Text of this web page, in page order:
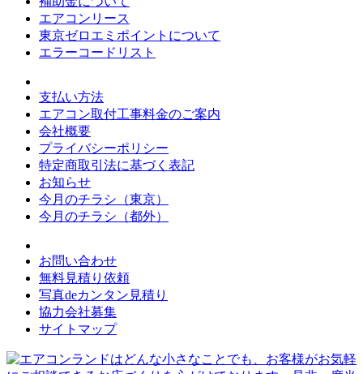
エアコンリース
東京ゼロエミポイントについて
エラーコードリスト
支払い方法
エアコン取付工事料金のご案内
会社概要
プライバシーポリシー
特定商取引法に基づく表記
お知らせ
今月のチラシ（東京）
今月のチラシ（都外）
お問い合わせ
無料見積り依頼
写真deカンタン見積り
協力会社募集
サイトマップ